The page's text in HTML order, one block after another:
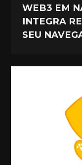
WEB3 EM
INTEGRA
SEU